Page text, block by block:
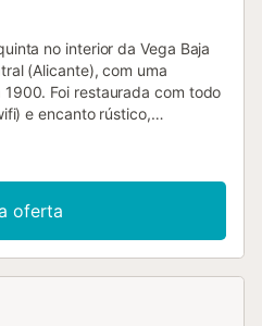
no interior da Vega Baja
(Alicante), com uma
Foi restaurada com todo
e encanto rústico,
Dispõe de um amplo
qual se pode encontrar uma
sobreiro, amoreira,
...), e uma zona relvada,
Tem também um
oferta